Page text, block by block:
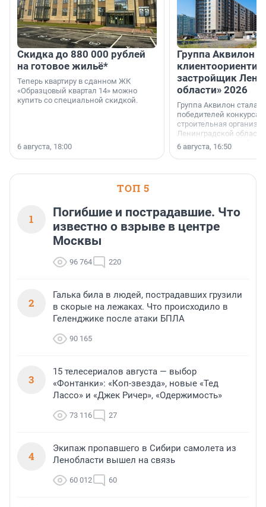
Скидка до 880 000 рублей
на готовое жильё*
Теперь квартиру в сданном ЖК
«Образцовый квартал 14» можно
купить со специальной скидкой.
6 августа, 18:00
Группа Аквилон
застройщик
области» 2026
Группа Аквилон стала
победителей конкурса
строительная
Ленинградской области
номинации «Самый
застройщик
области».
6 августа, 16:50
ТОП 5
1
Погибшие и пострадавшие. Что
известно о взрыве в центре
Москвы
96 764 220
2
Галька била в людей, пострадавших грузили
в скорые на лежаках. Что происходило в
Геленджике после атаки БПЛА
90 165
3
15 телесериалов августа — выбор
«Фонтанки»: «Коп-звезда», новые «Тед
Лассо» и «Джек Ричер», «Одержимость»
73 116 27
4
Экипаж пропавшего в Сибири самолета из
Ленобласти вышел на связь
60 012 60